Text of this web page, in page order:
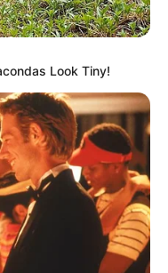
Look Tiny!